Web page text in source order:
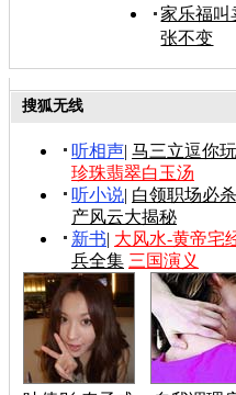
家乐福叫
张不变
搜狐无线
听相声| 马三立逗你玩
珍珠翡翠白玉汤
听小说| 白领职场必
产风云大揭秘
新书| 大风水-黄帝宅
兵全集 三国演义